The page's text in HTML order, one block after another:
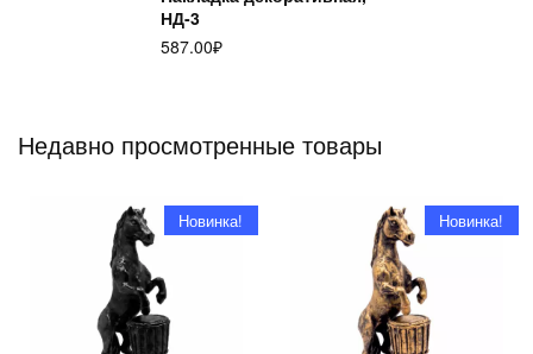
НД-3
587.00₽
Недавно просмотренные товары
Новинка! Новинка!